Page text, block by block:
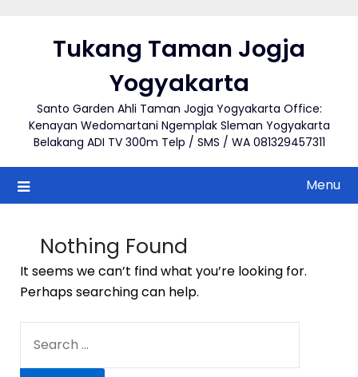
Tukang Taman Jogja
Yogyakarta
Santo Garden Ahli Taman Jogja Yogyakarta Office:
Kenayan Wedomartani Ngemplak Sleman Yogyakarta
Belakang ADI TV 300m Telp / SMS / WA 081329457311
Menu
Nothing Found
It seems we can’t find what you’re looking for.
Perhaps searching can help.
FOR: